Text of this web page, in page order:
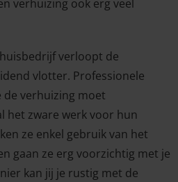
verhuizing ook erg veel
verloopt de
vlotter. Professionele
de verhuizing moet
het zware werk voor hun
ze enkel gebruik van het
gaan ze erg voorzichtig met je
kan jij je rustig met de